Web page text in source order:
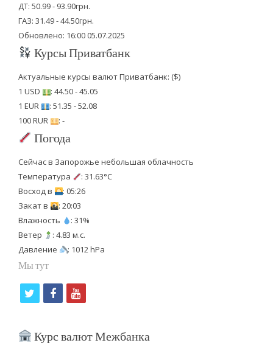
ДТ: 50.99 - 93.90грн.
ГАЗ: 31.49 - 44.50грн.
Обновлено: 16:00 05.07.2025
Курсы Приватбанк
Актуальные курсы валют Приватбанк: ($)
1 USD
: 44.50 - 45.05
1 EUR
: 51.35 - 52.08
100 RUR
: -
Погода
Сейчас в Запорожье небольшая облачность
Температура
: 31.63°C
Восход в
: 05:26
Закат в
: 20:03
Влажность
: 31%
Ветер
: 4.83 м.с.
Давление
: 1012 hPa
Мы тут
i
f
c
y
u
Курс валют Межбанка